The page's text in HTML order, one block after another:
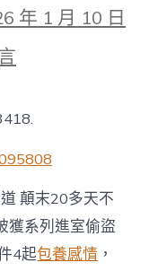
年 1 月 10 日
顛末20多天不
獲系列進室偷盜
4起包養感情 ，